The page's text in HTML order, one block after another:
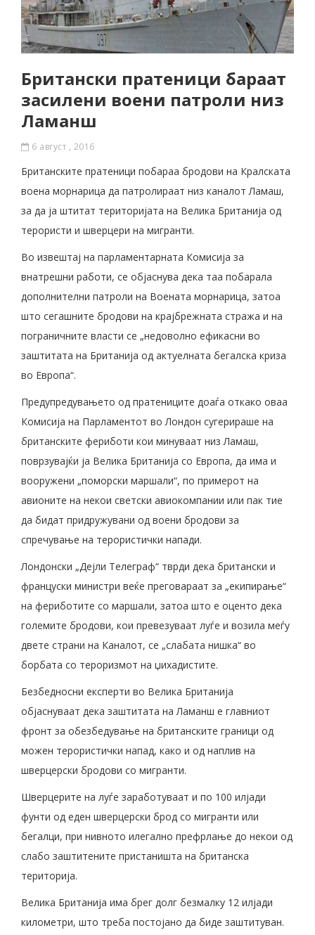
Британски пратеници бараат
засилени воени патроли низ
Ламанш
6 август , 2016
Британските пратеници побараа бродови на Кралската
воена морнарица да патролираат низ каналот Ламаш,
за да ја штитат територијата на Велика Британија од
терористи и шверцери на мигранти.
Во извештај на парламентарната Комисија за
внатрешни работи, се објаснува дека таа побарала
дополнителни патроли на Воената морнарица, затоа
што сегашните бродови на крајбрежната стража и на
пограничните власти се „недоволно ефикасни во
заштитата на Британија од актуелната бегалска криза
во Европа“.
Предупредувањето од пратениците доаѓа откако оваа
Комисија на Парламентот во Лондон сугерираше на
британските фериботи кои минуваат низ Ламаш,
поврзувајќи ја Велика Британија со Европа, да има и
вооружени „поморски маршали“, по примерот на
авионите на некои светски авиокомпании или пак тие
да бидат придружувани од воени бродови за
спречување на терористички напади.
Лондонски „Дејли Телеграф“ тврди дека британски и
француски министри веќе преговараат за „екипирање“
на фериботите со маршали, затоа што е оценто дека
големите бродови, кои превезуваат луѓе и возила меѓу
двете страни на Каналот, се „слабата нишка“ во
борбата со тероризмот на џихадистите.
Безбедносни експерти во Велика Британија
објаснуваат дека заштитата на Ламанш е главниот
фронт за обезбедување на британските граници од
можен терористички напад, како и од наплив на
шверцерски бродови со мигранти.
Шверцерите на луѓе заработуваат и по 100 илјади
фунти од еден шверцерски брод со мигранти или
бегалци, при нивното илегално префрлање до некои од
слабо заштитените пристаништа на британска
територија.
Велика Британија има брег долг безмалку 12 илјади
километри, што треба постојано да биде заштитуван.